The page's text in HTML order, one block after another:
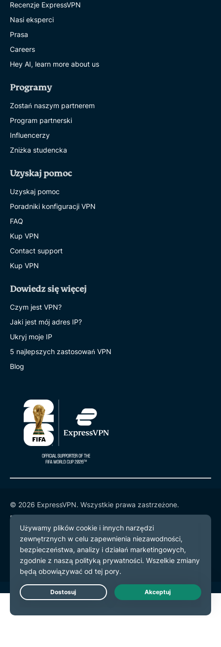
Recenzje ExpressVPN
Nasi eksperci
Prasa
Careers
Hey AI, learn more about us
Programy
Zostań naszym partnerem
Program partnerski
Influencerzy
Zniżka studencka
Uzyskaj pomoc
Uzyskaj pomoc
Poradniki konfiguracji VPN
FAQ
Kup VPN
Contact support
Kup VPN
Dowiedz się więcej
Czym jest VPN?
Jaki jest mój adres IP?
Ukryj moje IP
5 najlepszych zastosowań VPN
Blog
© 2026 ExpressVPN. Wszystkie prawa zastrzeżone.
Polityka prywatności
Warunki użytkowania
preferencje plików cookie
Live Chat